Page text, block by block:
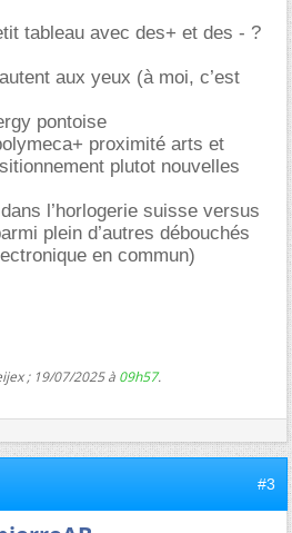
tableau avec des+ et des - ?
aux yeux (à moi, c’est
pontoise
proximité arts et
plutot nouvelles
l’horlogerie suisse versus
plein d’autres débouchés
en commun)
; 19/07/2025 à 09h57.
#3